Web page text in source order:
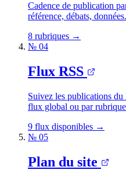
Cadence de publication
référence, débats, données.
8 rubriques →
№ 04
Flux RSS
Suivez les publications
flux global ou par
9 flux disponibles →
№ 05
Plan du site